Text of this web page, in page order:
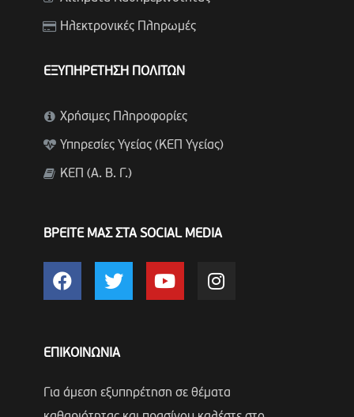
Ηλεκτρονικές Πληρωμές
ΕΞΥΠΗΡΕΤΗΣΗ ΠΟΛΙΤΩΝ
Χρήσιμες Πληροφορίες
Υπηρεσίες Υγείας (ΚΕΠ Υγείας)
ΚΕΠ (Α. Β. Γ.)
ΒΡΕΙΤΕ ΜΑΣ ΣΤΑ SOCIAL MEDIA
ΕΠΙΚΟΙΝΩΝΙΑ
Για άμεση εξυπηρέτηση σε θέματα